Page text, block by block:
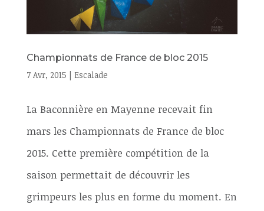
Championnats de France de bloc 2015
7 Avr, 2015 | Escalade
La Baconnière en Mayenne recevait fin
mars les Championnats de France de bloc
2015. Cette première compétition de la
saison permettait de découvrir les
grimpeurs les plus en forme du moment. En